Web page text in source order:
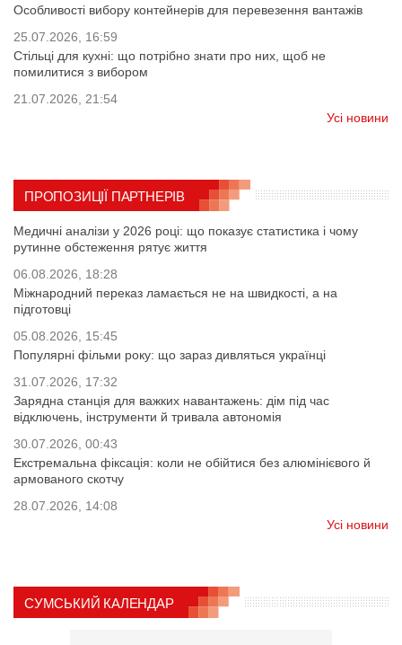
Особливості вибору контейнерів для перевезення вантажів
25.07.2026, 16:59
Стільці для кухні: що потрібно знати про них, щоб не
помилитися з вибором
21.07.2026, 21:54
Усі новини
ПРОПОЗИЦІЇ ПАРТНЕРІВ
Медичні аналізи у 2026 році: що показує статистика і чому
рутинне обстеження рятує життя
06.08.2026, 18:28
Міжнародний переказ ламається не на швидкості, а на
підготовці
05.08.2026, 15:45
Популярні фільми року: що зараз дивляться українці
31.07.2026, 17:32
Зарядна станція для важких навантажень: дім під час
відключень, інструменти й тривала автономія
30.07.2026, 00:43
Екстремальна фіксація: коли не обійтися без алюмінієвого й
армованого скотчу
28.07.2026, 14:08
Усі новини
СУМСЬКИЙ КАЛЕНДАР